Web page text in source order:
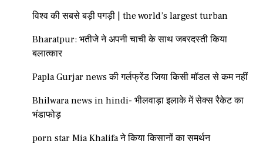
विश्व की सबसे बड़ी पगड़ी | the world’s largest turban
Bharatpur: भतीजे ने अपनी चाची के साथ जबरदस्ती किया
बलात्कार
Papla Gurjar news की गर्लफ्रेंड जिया किसी मॉडल से कम नहीं
Bhilwara news in hindi- भीलवाड़ा इलाके में सेक्स रैकेट का
भंडाफोड़
porn star Mia Khalifa ने किया किसानों का समर्थन